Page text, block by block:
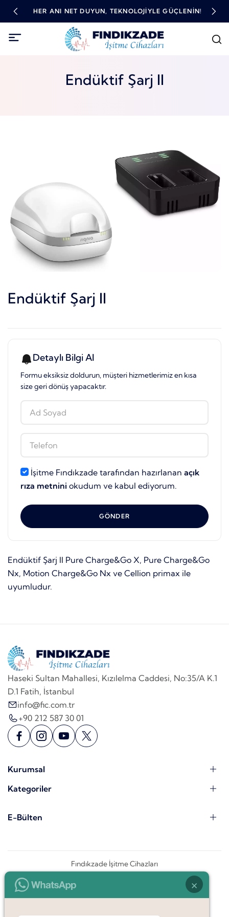
HER ANI NET DUYUN, TEKNOLOJIYLE GÜÇLENIN!
Endüktif Şarj II
Endüktif Şarj II
Detaylı Bilgi Al
Formu eksiksiz doldurun, müşteri hizmetlerimiz en kısa
size geri dönüş yapacaktır.
İşitme Fındıkzade tarafından hazırlanan açık
rıza metnini okudum ve kabul ediyorum.
GÖNDER
Endüktif Şarj II Pure Charge&Go X, Pure Charge&Go
Nx, Motion Charge&Go Nx ve Cellion primax ile
uyumludur.
Haseki Sultan Mahallesi, Kızılelma Caddesi, No:35/A K.1
D.1 Fatih, İstanbul
info@fic.com.tr
+90 212 587 30 01
Kurumsal
Kategoriler
E-Bülten
Fındıkzade İşitme Cihazları
×